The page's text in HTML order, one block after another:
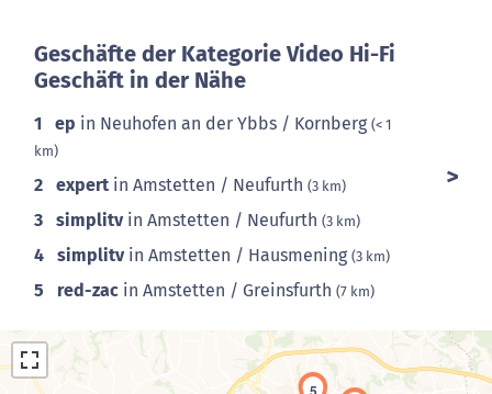
Geschäfte der Kategorie Video Hi-Fi
Geschäft in der Nähe
1 ep in Neuhofen an der Ybbs / Kornberg (< 1
km)
2 expert in Amstetten / Neufurth (3 km)
3 simplitvin Amstetten / Neufurth (3 km)
4 simplitvin Amstetten / Hausmening (3 km)
5 red-zac in Amstetten / Greinsfurth (7 km)